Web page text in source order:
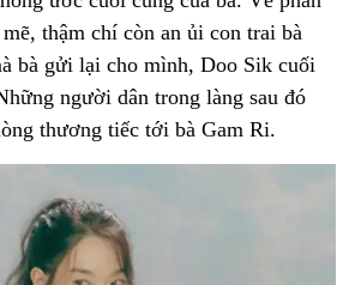
thậm chí còn an ủi con trai bà
bà gửi lại cho mình, Doo Sik cuối
người dân trong làng sau đó
thương tiếc tới bà Gam Ri.